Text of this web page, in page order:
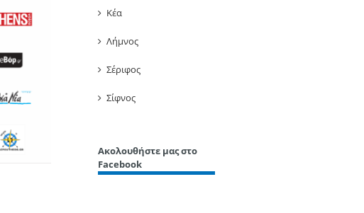
Κέα
Λήμνος
Σέριφος
Σίφνος
Ακολουθήστε μας στο
Facebook